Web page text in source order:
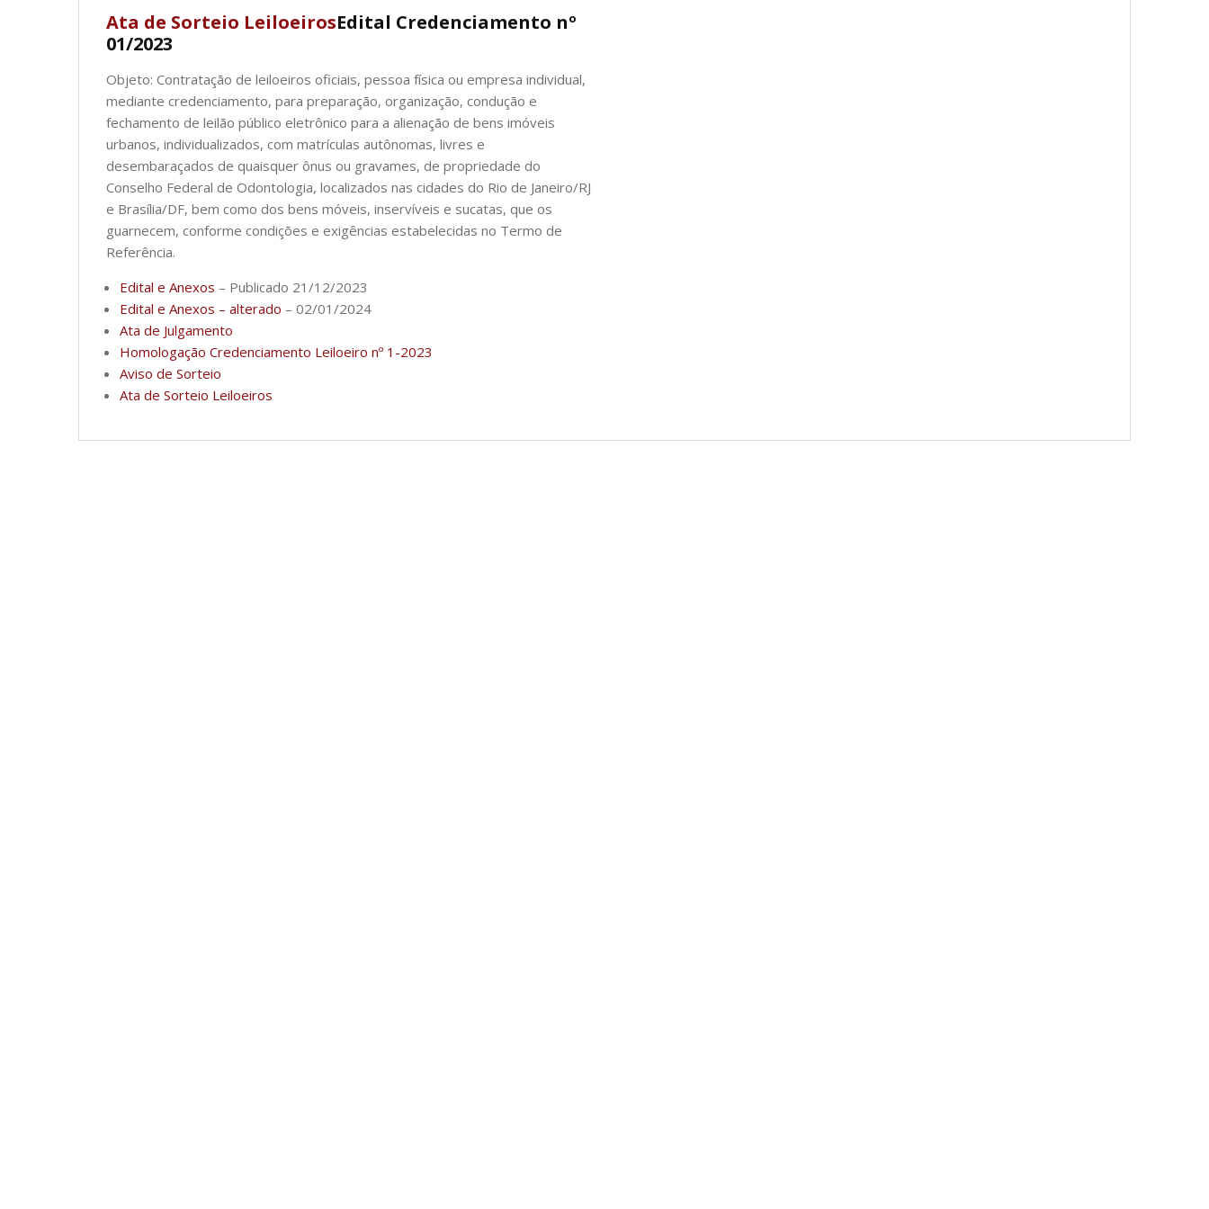
Ata de Sorteio LeiloeirosEdital Credenciamento nº
01/2023
Objeto: Contratação de leiloeiros oficiais, pessoa física ou empresa individual,
mediante credenciamento, para preparação, organização, condução e
fechamento de leilão público eletrônico para a alienação de bens imóveis
urbanos, individualizados, com matrículas autônomas, livres e
desembaraçados de quaisquer ônus ou gravames, de propriedade do
Conselho Federal de Odontologia, localizados nas cidades do Rio de Janeiro/RJ
e Brasília/DF, bem como dos bens móveis, inservíveis e sucatas, que os
guarnecem, conforme condições e exigências estabelecidas no Termo de
Referência.
Edital e Anexos – Publicado 21/12/2023
Edital e Anexos – alterado – 02/01/2024
Ata de Julgamento
Homologação Credenciamento Leiloeiro nº 1-2023
Aviso de Sorteio
Ata de Sorteio Leiloeiros